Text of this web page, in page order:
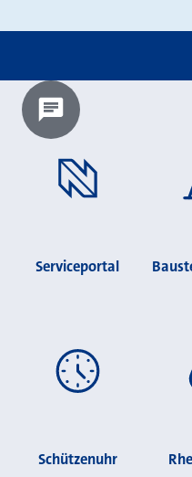
Chatbot laden?
Serviceportal
Schützenuhr